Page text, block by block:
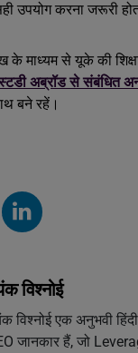
उपयोग करना जरूरी
माध्यम से यूके की
अब्रॉड से संबंधित
बने रहें।
विश्नोई
विश्नोई एक अनुभवी
जानकार हैं, जो